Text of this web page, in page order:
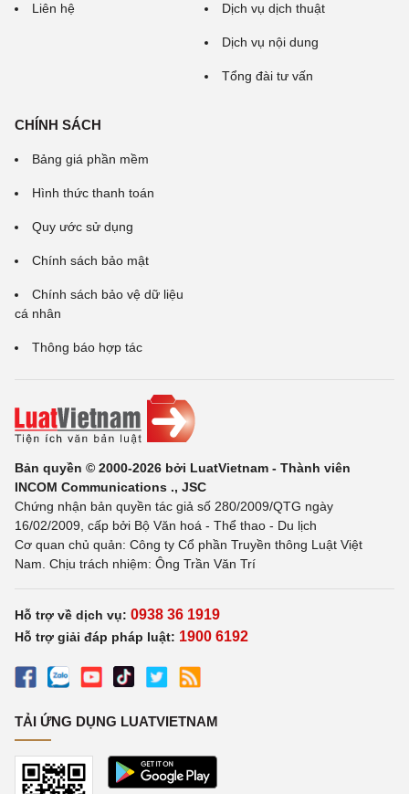
Liên hệ Dịch vụ dịch thuật
Dịch vụ nội dung
Tổng đài tư vấn
CHÍNH SÁCH
Bảng giá phần mềm
Hình thức thanh toán
Quy ước sử dụng
Chính sách bảo mật
Chính sách bảo vệ dữ liệu
cá nhân
Thông báo hợp tác
Bản quyền © 2000-2026 bởi LuatVietnam - Thành viên
INCOM Communications ., JSC
Chứng nhận bản quyền tác giả số 280/2009/QTG ngày
16/02/2009, cấp bởi Bộ Văn hoá - Thể thao - Du lịch
Cơ quan chủ quản: Công ty Cổ phần Truyền thông Luật Việt
Nam. Chịu trách nhiệm: Ông Trần Văn Trí
Hỗ trợ về dịch vụ: 0938 36 1919
Hỗ trợ giải đáp pháp luật: 1900 6192
TẢI ỨNG DỤNG LUATVIETNAM